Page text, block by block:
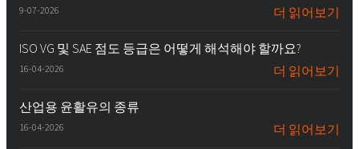
9-07-2026 더 읽어보기
ISO VG 및 SAE 점도 등급은 어떻게 해석해야 할까요?
16-04-2026 더 읽어보기
산업용 윤활유의 종류
16-04-2026 더 읽어보기